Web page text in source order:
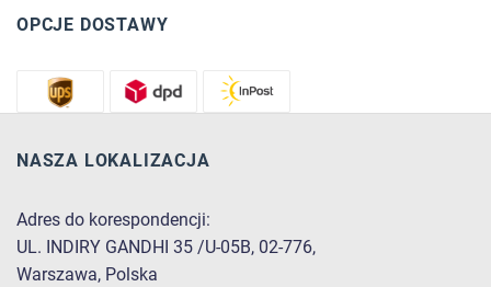
OPCJE DOSTAWY
NASZA LOKALIZACJA
Adres do korespondencji:
UL. INDIRY GANDHI 35 /U-05B, 02-776,
Warszawa, Polska